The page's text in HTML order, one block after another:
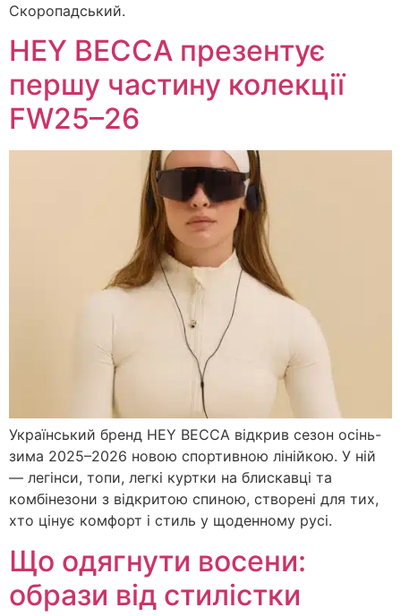
Скоропадський.
HEY BECCA презентує
першу частину колекції
FW25–26
Український бренд HEY BECCA відкрив сезон осінь-
зима 2025–2026 новою спортивною лінійкою. У ній
— легінси, топи, легкі куртки на блискавці та
комбінезони з відкритою спиною, створені для тих,
хто цінує комфорт і стиль у щоденному русі.
Що одягнути восени:
образи від стилістки